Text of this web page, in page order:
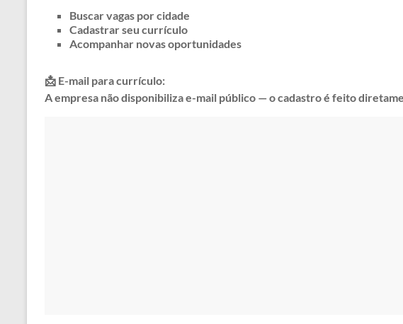
Buscar vagas por cidade
Cadastrar seu currículo
Acompanhar novas oportunidades
📩 E-mail para currículo:
A empresa não disponibiliza e-mail público — o cadastro é feito